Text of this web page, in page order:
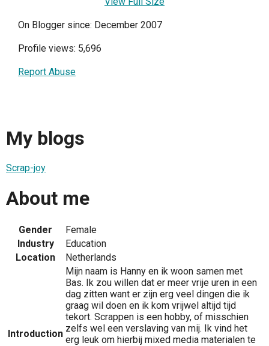
On Blogger since: December 2007
Profile views: 5,696
Report Abuse
My blogs
Scrap-joy
About me
Gender
Female
Industry
Education
Location
Netherlands
Introduction
Mijn naam is Hanny en ik woon samen met
Bas. Ik zou willen dat er meer vrije uren in een
dag zitten want er zijn erg veel dingen die ik
graag wil doen en ik kom vrijwel altijd tijd
tekort. Scrappen is een hobby, of misschien
zelfs wel een verslaving van mij. Ik vind het
erg leuk om hierbij mixed media materialen te